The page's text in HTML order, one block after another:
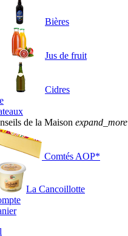
Bières
Jus de fruit
Cidres
de la Maison expand_more
Comtés AOP*
La Cancoillotte